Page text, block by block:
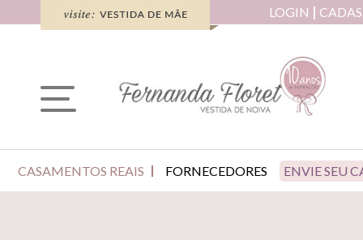
LOGIN
CASAMENTOS REAIS FORNECEDORES ENVIE SEU